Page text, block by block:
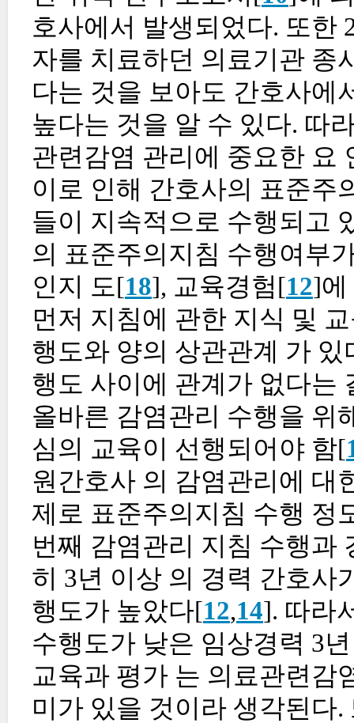
호사에서 발생되었다. 또한
자를 치료하던 의료기관 종
다는 것을 보아도 간호사에
높다는 것을 알 수 있다. 따
관련감염 관리에 중요한 요
이로 인해 간호사의 표준주
들이 지속적으로 수행되고
의 표준주의지침 수행여부
인지 도[18], 교육경험[12]에
먼저 지침에 관한 지식 및
행도와 양의 상관관계 가
행도 사이에 관계가 없다는
올바른 감염관리 수행을 위
심의 교육이 선행되어야 함[
원간호사 의 감염관리에 대
제로 표준주의지침 수행 정
번째 감염관리 지침 수행과
히 3년 이상 의 경력 간호사
행도가 높았다[12,14]. 따라
수행도가 낮은 임상경력 3
교육과 평가 는 의료관련감
미가 있을 것이라 생각된다